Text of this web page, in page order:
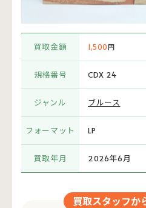
買取金額 1,500円
規格番号 CDX 24
ジャンル ブルース
フォーマット LP
買取年月 2026年6月
買取スタッフか